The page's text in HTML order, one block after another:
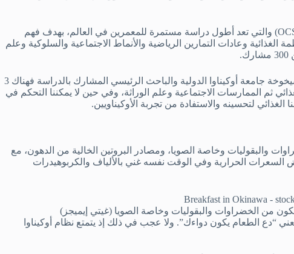
وعام 1975، بدأت دراسة أوكيناوا المئوية “أو سي إس” (OCS) والتي تعد أطول دراسة مستمرة للمعمرين في العالم، بهدف فهم
وعادات التمارين الرياضية والأنماط الاجتماعية والسلوكية وعلم
وطبقا لـ”كريج ويلكوكس” أستاذ الصحة العامة وعلم الشيخوخة جامعة أوكيناوا الدولية والباحث الرئيسي المشارك بالدراسة فهناك 3
ثم الممارسات الاجتماعية وعلم الوراثة، وفي حين لا يمكننا التحكم في
الغذائي لتحسينه والاستفادة من تجربة الأوكيناويين.
والبقوليات وخاصة الصويا، ومصادر البروتين الخالية من الدهون، مع
السعرات الحرارية وفي الوقت نفسه غني بالألياف والكربوهيدرات
يتكون من الخضراوات والبقوليات وخاصة الصويا (غيتي إيميجز)
“دع الطعام يكون دواءك”. ولا عجب في ذلك إذ يتمتع نظام أوكيناوا